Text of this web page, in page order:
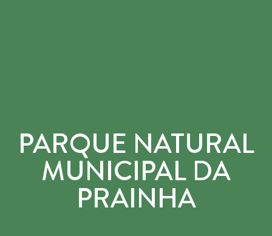
PARQUE NATURAL
MUNICIPAL DA
PRAINHA